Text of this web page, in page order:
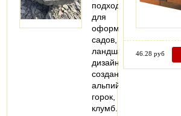
подходит
для
оформления
садов,
ландшафтного
дизайна,
создания
альпийских
горок,
клумб.
46.28 руб